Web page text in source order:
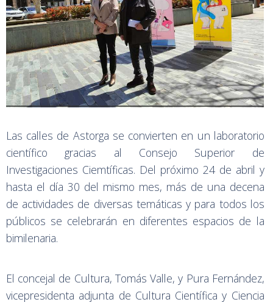
Las calles de Astorga se convierten en un laboratorio
científico gracias al Consejo Superior de
Investigaciones Ciemtíficas. Del próximo 24 de abril y
hasta el día 30 del mismo mes, más de una decena
de actividades de diversas temáticas y para todos los
públicos se celebrarán en diferentes espacios de la
bimilenaria.
El concejal de Cultura, Tomás Valle, y Pura Fernández,
vicepresidenta adjunta de Cultura Científica y Ciencia